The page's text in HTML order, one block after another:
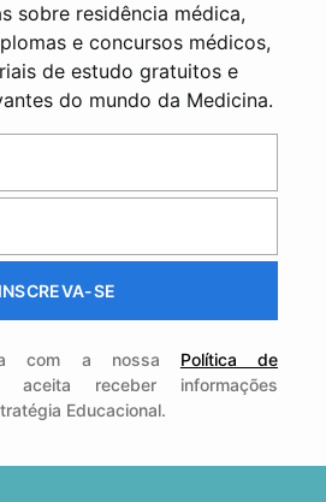
sobre residência médica,
e concursos médicos,
de estudo gratuitos e
do mundo da Medicina.
INSCREVA-SE
com a nossa Política de
receber informações
Educacional.